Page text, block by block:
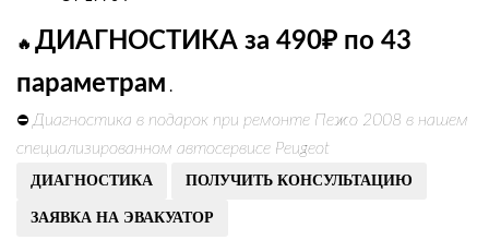
🔥 ДИАГНОСТИКА за 490₽ по 43
параметрам .
⛔ Диагностика в подарок при ремонте Пежо 2008 в нашем
специализированном автосервисе Peugeot
ДИАГНОСТИКА ПОЛУЧИТЬ КОНСУЛЬТАЦИЮ
ЗАЯВКА НА ЭВАКУАТОР